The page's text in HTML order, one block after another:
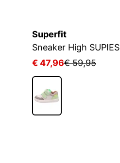
Superfit
Sneaker High SUPIES
€ 47,96€ 59,95